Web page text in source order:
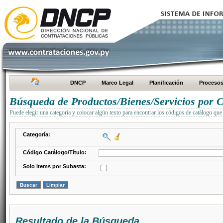
DNCP Marco Legal Planificación Procesos
Búsqueda de Productos/Bienes/Servicios por
Puede elegir una categoría y colocar algún texto para encontrar los códigos de catálogo
Categoría:
Código Catálogo/Título:
Solo items por Subasta: